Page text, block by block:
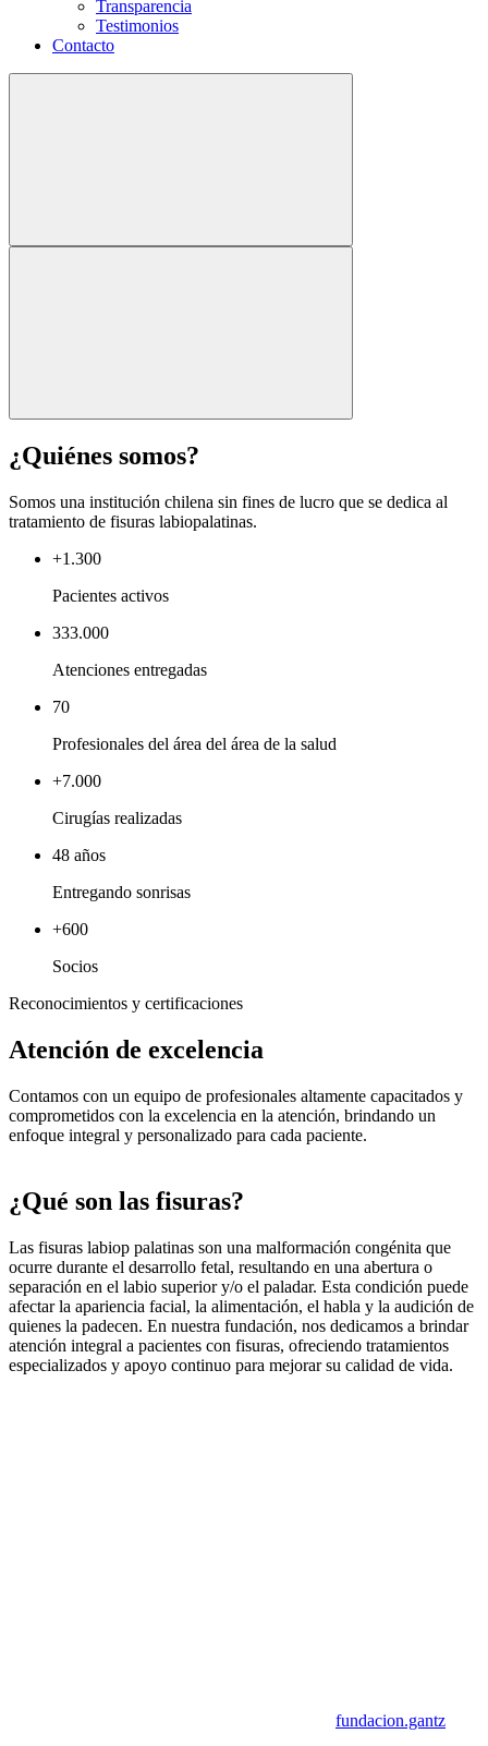
Transparencia
Testimonios
Contacto
¿Quiénes somos?
Somos una institución chilena sin fines de lucro que se dedica al
tratamiento de fisuras labiopalatinas.
+1.300
Pacientes activos
333.000
Atenciones entregadas
70
Profesionales del área del área de la salud
+7.000
Cirugías realizadas
48 años
Entregando sonrisas
+600
Socios
Reconocimientos y certificaciones
Atención de excelencia
Contamos con un equipo de profesionales altamente capacitados y
comprometidos con la excelencia en la atención, brindando un
enfoque integral y personalizado para cada paciente.
¿Qué son las fisuras?
Las fisuras labiop palatinas son una malformación congénita que
ocurre durante el desarrollo fetal, resultando en una abertura o
separación en el labio superior y/o el paladar. Esta condición puede
afectar la apariencia facial, la alimentación, el habla y la audición de
quienes la padecen. En nuestra fundación, nos dedicamos a brindar
atención integral a pacientes con fisuras, ofreciendo tratamientos
especializados y apoyo continuo para mejorar su calidad de vida.
fundacion.gantz